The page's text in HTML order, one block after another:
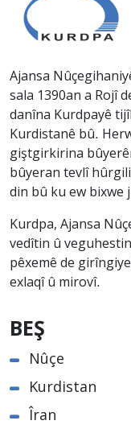
Ajansa
sala 1390an a Rojî
danîna Kurdpayê
Kurdistanê bû.
giştgirkirina
bûyeran tevlî
din bû ku ew bixwe
Kurdpa, Ajansa
vedîtin û
pêxemê de
exlaqî û mirovî.
BEŞ
Nûçe
Kurdistan
Îran